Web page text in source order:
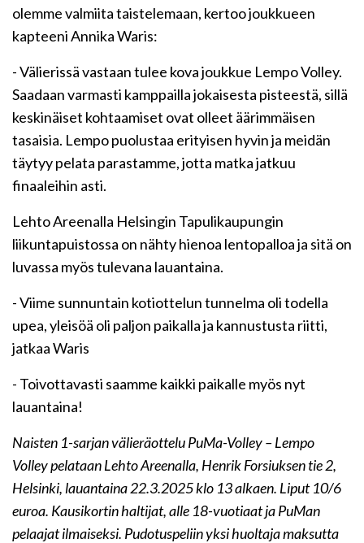
olemme valmiita taistelemaan, kertoo joukkueen
kapteeni Annika Waris:
- Välierissä vastaan tulee kova joukkue Lempo Volley.
Saadaan varmasti kamppailla jokaisesta pisteestä, sillä
keskinäiset kohtaamiset ovat olleet äärimmäisen
tasaisia. Lempo puolustaa erityisen hyvin ja meidän
täytyy pelata parastamme, jotta matka jatkuu
finaaleihin asti.
Lehto Areenalla Helsingin Tapulikaupungin
liikuntapuistossa on nähty hienoa lentopalloa ja sitä on
luvassa myös tulevana lauantaina.
- Viime sunnuntain kotiottelun tunnelma oli todella
upea, yleisöä oli paljon paikalla ja kannustusta riitti,
jatkaa Waris
- Toivottavasti saamme kaikki paikalle myös nyt
lauantaina!
Naisten 1-sarjan välieräottelu PuMa-Volley – Lempo
Volley pelataan Lehto Areenalla, Henrik Forsiuksen tie 2,
Helsinki, lauantaina 22.3.2025 klo 13 alkaen. Liput 10/6
euroa. Kausikortin haltijat, alle 18-vuotiaat ja PuMan
pelaajat ilmaiseksi. Pudotuspeliin yksi huoltaja maksutta